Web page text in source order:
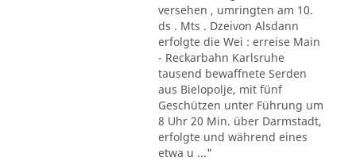
versehen , umringten am 10.
ds . Mts . Dzeivon Alsdann
erfolgte die Wei : erreise Main
- Reckarbahn Karlsruhe
tausend bewaffnete Serden
aus Bielopolje, mit fünf
Geschützen unter Führung um
8 Uhr 20 Min. über Darmstadt,
erfolgte und während eines
etwa u ..."